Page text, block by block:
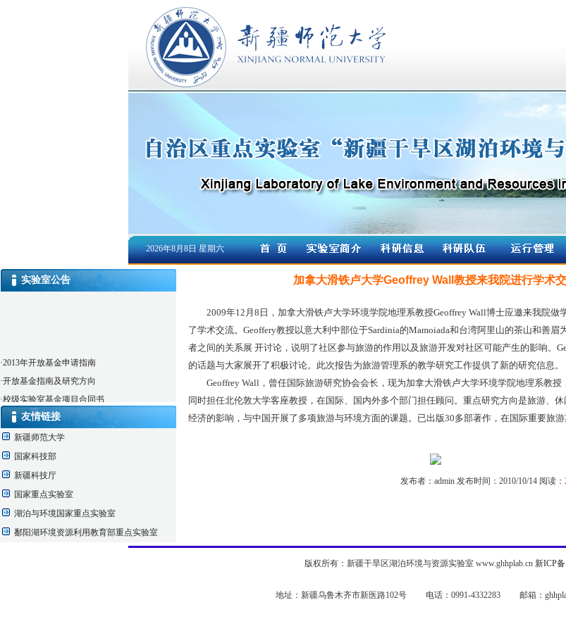
2026年8月8日 星期六
实验室公告
·2013年开放基金申请指南
·开放基金指南及研究方向
·校级实验室基金项目合同书
校级实验室开放课题结果公布
·仪器实验室借用申请表
友情链接
新疆师范大学
国家科技部
新疆科技厅
国家重点实验室
湖泊与环境国家重点实验室
鄱阳湖环境资源利用教育部重点实验室
加拿大滑铁卢大学Geoffrey Wall教授来我院进行学术
2009年12月8日，加拿大滑铁卢大学环境学院地理系教授Geoffrey Wall博士应邀来我院做
了学术交流。Geoffery教授以意大利中部位于Sardinia的Mamoiada和台湾阿里山的茶山和善眉
者之间的关系展 开讨论，说明了社区参与旅游的作用以及旅游开发对社区可能产生的影响。
的话题与大家展开了积极讨论。此次报告为旅游管理系的教学研究工作提供了新的研究信息。
Geoffrey Wall，曾任国际旅游研究协会会长，现为加拿大滑铁卢大学环境学院地理系教授
同时担任北伦敦大学客座教授，在国际、国内外多个部门担任顾问。重点研究方向是旅游、
经济的影响，与中国开展了多项旅游与环境方面的课题。已出版30多部著作，在国际重要旅游
发布者：admin 发布时间：2010/10/14 阅读：
版权所有：新疆干旱区湖泊环境与资源实验室 www.ghhplab.cn 新ICP
地址：新疆乌鲁木齐市新医路102号 电话：0991-4332283 邮箱：